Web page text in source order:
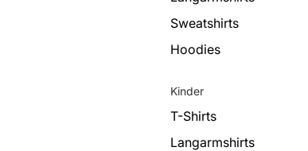
Sweatshirts
Hoodies
Kinder
T-Shirts
Langarmshirts